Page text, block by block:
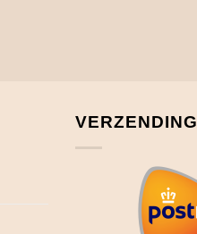
VERZENDING